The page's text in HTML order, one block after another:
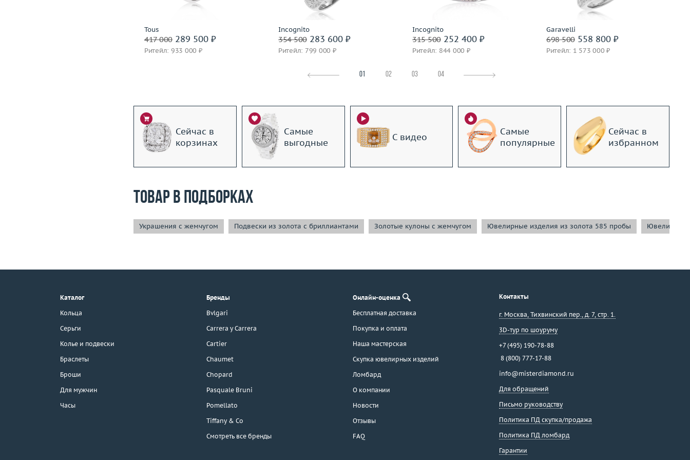
г. Москва, Тихвинский пер., д. 7,
3D-тур по шоуруму
Tous
417 000289 500 ₽
Ритейл: 933 000 ₽
Подробнее
Incognito
354 500283 600 ₽
Ритейл: 799 000 ₽
Incognito
315 500252 400 ₽
Ритейл: 844 000 ₽
Garavelli
698 500558 800 ₽
Ритейл: 1 573 000 ₽
Подробнее
01 02 03 04
Сейчас в
корзинах
Самые
выгодные
С видео
Самые
популярные
Сейчас в
избранном
Товар в подборках
Украшения с жемчугом Подвески из золота с бриллиантами Золотые кулоны с жемчугом Ювелирные изделия из золота 585 пробы Ювелирные
Каталог
Кольца
Серьги
Колье и подвески
Браслеты
Броши
Для мужчин
Часы
Бренды
Bvlgari
Carrera y Carrera
Cartier
Chaumet
Chopard
Pasquale Bruni
Pomellato
Tiffany & Co
Смотреть все бренды
Онлайн-оценка
Бесплатная доставка
Покупка и оплата
Наша мастерская
Скупка ювелирных изделий
Ломбард
О компании
Новости
Отзывы
FAQ
Контакты
г. Москва, Тихвинский пер., д. 7, стр. 1.
3D-тур по шоуруму
+7 (495) 190-78-88
8 (800) 777-17-88
info@misterdiamond.ru
Для обращений
Письмо руководству
Политика ПД скупка/продажа
Политика ПД ломбард
Гарантии